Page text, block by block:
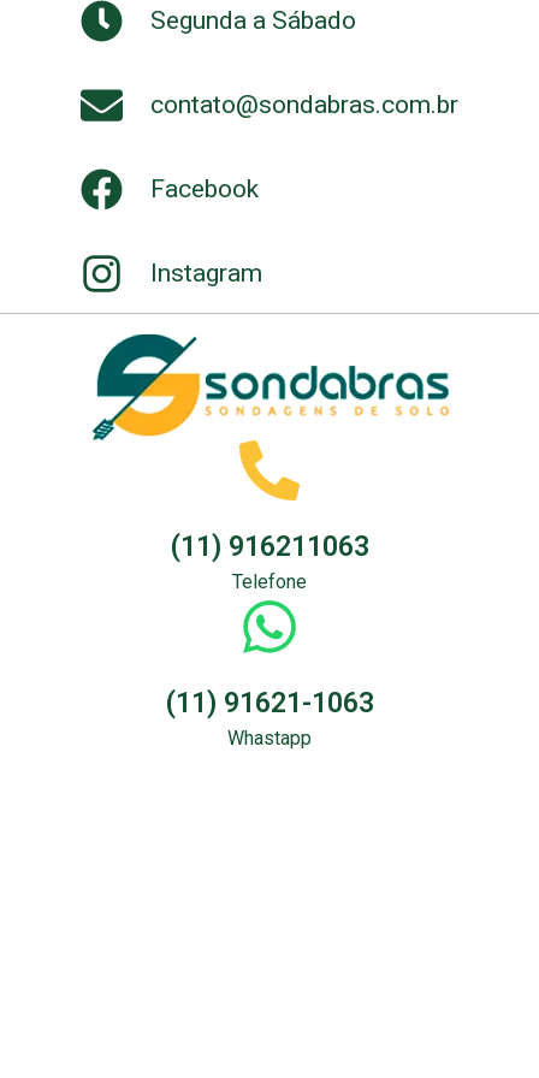
Segunda a Sábado
contato@sondabras.com.br
Facebook
Instagram
(11) 916211063
Telefone
(11) 91621-1063
Whastapp